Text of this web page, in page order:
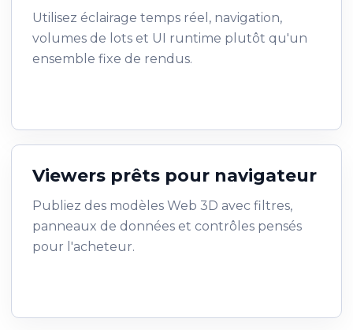
Utilisez éclairage temps réel, navigation,
volumes de lots et UI runtime plutôt qu'un
ensemble fixe de rendus.
Viewers prêts pour navigateur
Publiez des modèles Web 3D avec filtres,
panneaux de données et contrôles pensés
pour l'acheteur.